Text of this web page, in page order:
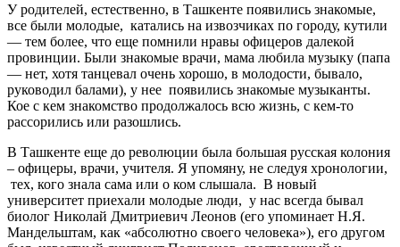
У родителей, естественно, в Ташкенте появились знакомые,
все были молодые, катались на извозчиках по городу, кутили
— тем более, что еще помнили нравы офицеров далекой
провинции. Были знакомые врачи, мама любила музыку (папа
— нет, хотя танцевал очень хорошо, в молодости, бывало,
руководил балами), у нее появились знакомые музыканты.
Кое с кем знакомство продолжалось всю жизнь, с кем-то
рассорились или разошлись.
В Ташкенте еще до революции была большая русская колония
– офицеры, врачи, учителя. Я упомяну, не следуя хронологии,
тех, кого знала сама или о ком слышала. В новый
университет приехали молодые люди, у нас всегда бывал
биолог Николай Дмитриевич Леонов (его упоминает Н.Я.
Мандельштам, как «абсолютно своего человека»), его другом